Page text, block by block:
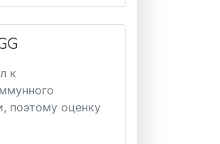
к
поэтому оценку